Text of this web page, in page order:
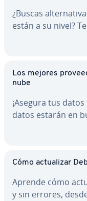
¿Buscas
están a su nivel?
Los mejores
nube
¡Asegura tus
datos estarán en
Cómo ac­tua­li­zar
Aprende cómo
y sin errores,